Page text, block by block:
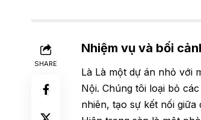
SHARE
Nhiệm vụ và bối
Là Là một dự án nhỏ với
Nội. Chúng tôi loại bỏ
nhiên, tạo sự kết nối